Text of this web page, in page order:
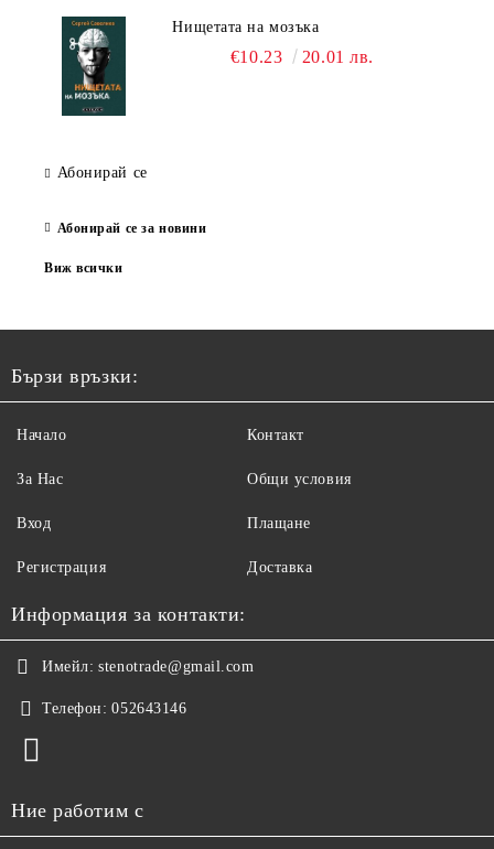
Нищетата на мозъка
€10.23 20.01 лв.
Абонирай се
Абонирай се за новини
Виж всички
Бързи връзки:
Начало
За Нас
Вход
Регистрация
Контакт
Общи условия
Плащане
Доставка
Информация за контакти:
Имейл: stenotrade@gmail.com
Телефон: 052643146
Ние работим с